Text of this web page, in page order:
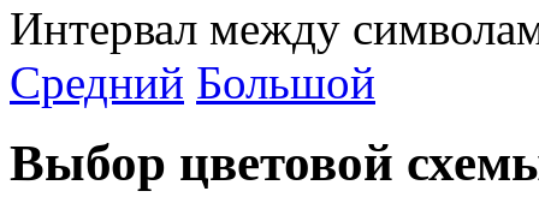
Интервал между
Средний Большой
Выбор цветовой